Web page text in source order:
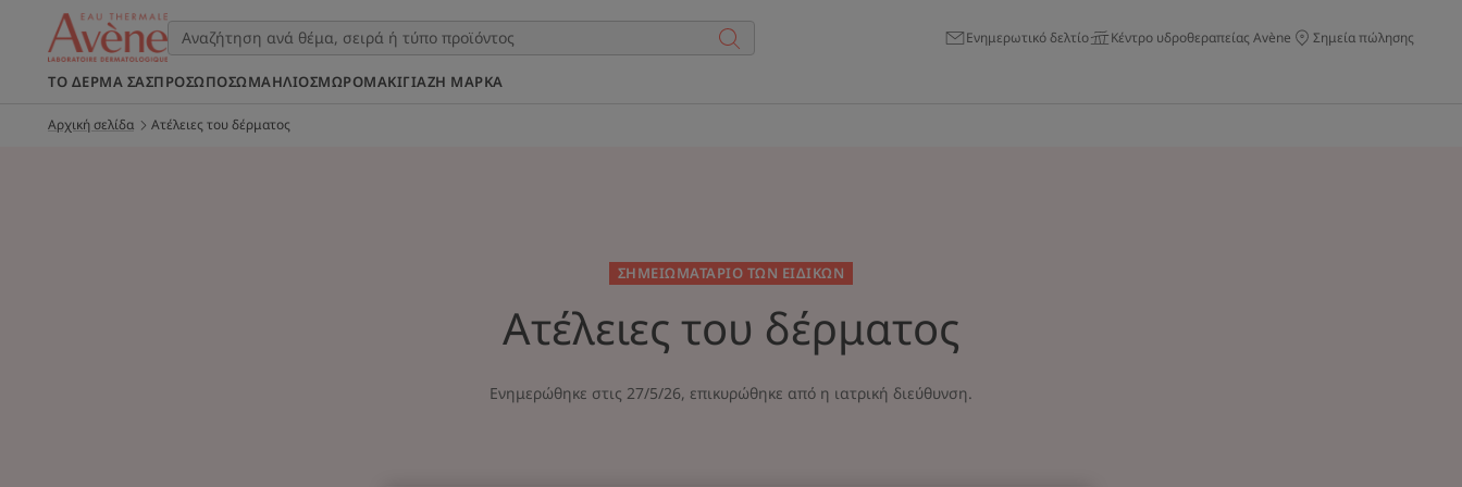
Ενημερωτικό δελτίο Κέντρο υδροθεραπείας Avène Σημεία πώλησης
ΤΟ ΔΈΡΜΑ ΣΑΣΠΡΌΣΩΠΟΣΩΜΑΉΛΙΟΣΜΩΡΌΜΑΚΙΓΙΆΖΗ ΜΆΡΚΑ
Αρχική σελίδα Ατέλειες του δέρματος
ΣΗΜΕΙΩΜΑΤΑΡΙΟ ΤΩΝ ΕΙΔΙΚΩΝ
Ατέλειες του δέρματος
Ενημερώθηκε στις 27/5/26, επικυρώθηκε από η ιατρική διεύθυνση.